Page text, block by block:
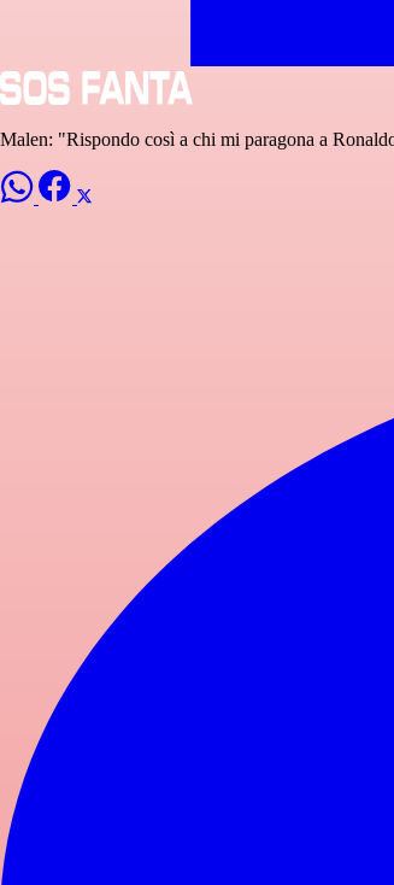
Malen: "Rispondo così a chi mi paragona a